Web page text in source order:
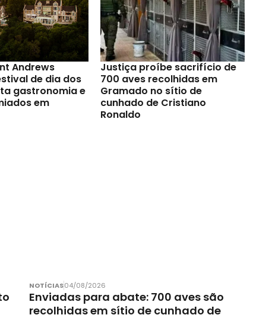
Andrews
de dia dos
gastronomia e
em
Justiça proíbe sacrifício de
700 aves recolhidas em
Gramado no sítio de
cunhado de Cristiano
Ronaldo
NOTÍCIAS04/08/2026
Enviadas para abate: 700 aves são
recolhidas em sítio de cunhado de